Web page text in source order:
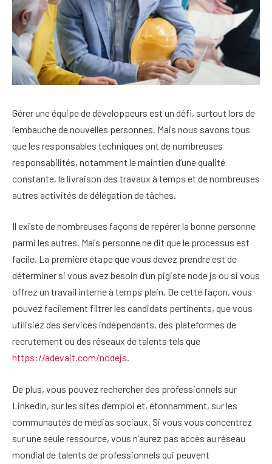
Gérer une équipe de développeurs est un défi, surtout lors de
l’embauche de nouvelles personnes. Mais nous savons tous
que les responsables techniques ont de nombreuses
responsabilités, notamment le maintien d’une qualité
constante, la livraison des travaux à temps et de nombreuses
autres activités de délégation de tâches.
Il existe de nombreuses façons de repérer la bonne personne
parmi les autres. Mais personne ne dit que le processus est
facile. La première étape que vous devez prendre est de
déterminer si vous avez besoin d’un pigiste node js ou si vous
offrez un travail interne à temps plein. De cette façon, vous
pouvez facilement filtrer les candidats pertinents, que vous
utilisiez des services indépendants, des plateformes de
recrutement ou des réseaux de talents tels que
https://adevait.com/nodejs.
De plus, vous pouvez rechercher des professionnels sur
LinkedIn, sur les sites d’emploi et, étonnamment, sur les
communautés de médias sociaux. Si vous vous concentrez
sur une seule ressource, vous n’aurez pas accès au réseau
mondial de talents de professionnels qui peuvent